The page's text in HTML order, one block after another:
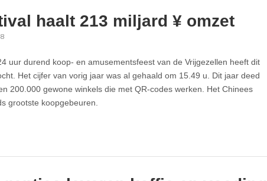
haalt 213 miljard ¥ omzet
uur durend koop- en amusementsfeest van de Vrijgezellen heeft dit
Het cijfer van vorig jaar was al gehaald om 15.49 u. Dit jaar deed
200.000 gewone winkels die met QR-codes werken. Het Chinees
grootste koopgebeuren.